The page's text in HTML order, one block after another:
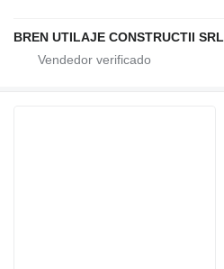
BREN UTILAJE CONSTRUCTII SRL